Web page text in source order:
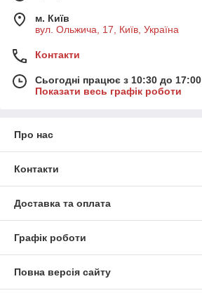
м. Київ
вул. Ольжича, 17, Київ, Україна
Контакти
Сьогодні працює з 10:30 до 17:00
Показати весь графік роботи
Про нас
Контакти
Доставка та оплата
Графік роботи
Повна версія сайту